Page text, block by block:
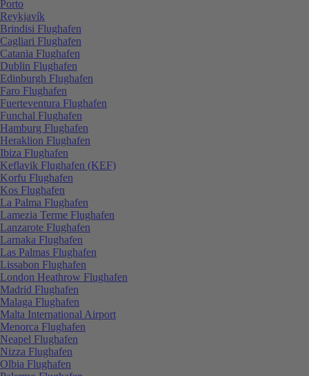
Porto
Reykjavík
Brindisi Flughafen
Cagliari Flughafen
Catania Flughafen
Dublin Flughafen
Edinburgh Flughafen
Faro Flughafen
Fuerteventura Flughafen
Funchal Flughafen
Hamburg Flughafen
Heraklion Flughafen
Ibiza Flughafen
Keflavik Flughafen (KEF)
Korfu Flughafen
Kos Flughafen
La Palma Flughafen
Lamezia Terme Flughafen
Lanzarote Flughafen
Larnaka Flughafen
Las Palmas Flughafen
Lissabon Flughafen
London Heathrow Flughafen
Madrid Flughafen
Malaga Flughafen
Malta International Airport
Menorca Flughafen
Neapel Flughafen
Nizza Flughafen
Olbia Flughafen